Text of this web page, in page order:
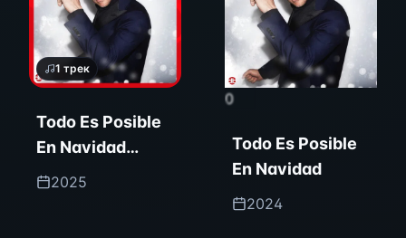
1 трек
Todo Es Posible
En Navidad
(Edición
2025
0
Todo Es Posible
En Navidad
2024